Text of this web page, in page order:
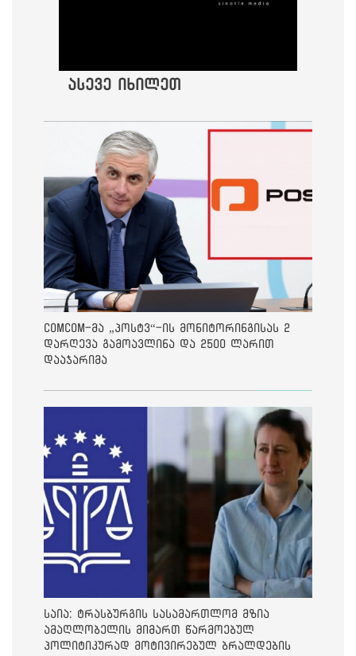
ასევე იხილეთ
ComCom-მა „პოსტვ“-ის მონიტორინგისას 2
დარღევა გამოავლინა და 2500 ლარით
დააჯარიმა
საია: ტრასბურგის სასამართლომ მზია
ამაღლობელის მიმართ წარმოებულ
პოლიტიკურად მოტივირებულ ბრალდების